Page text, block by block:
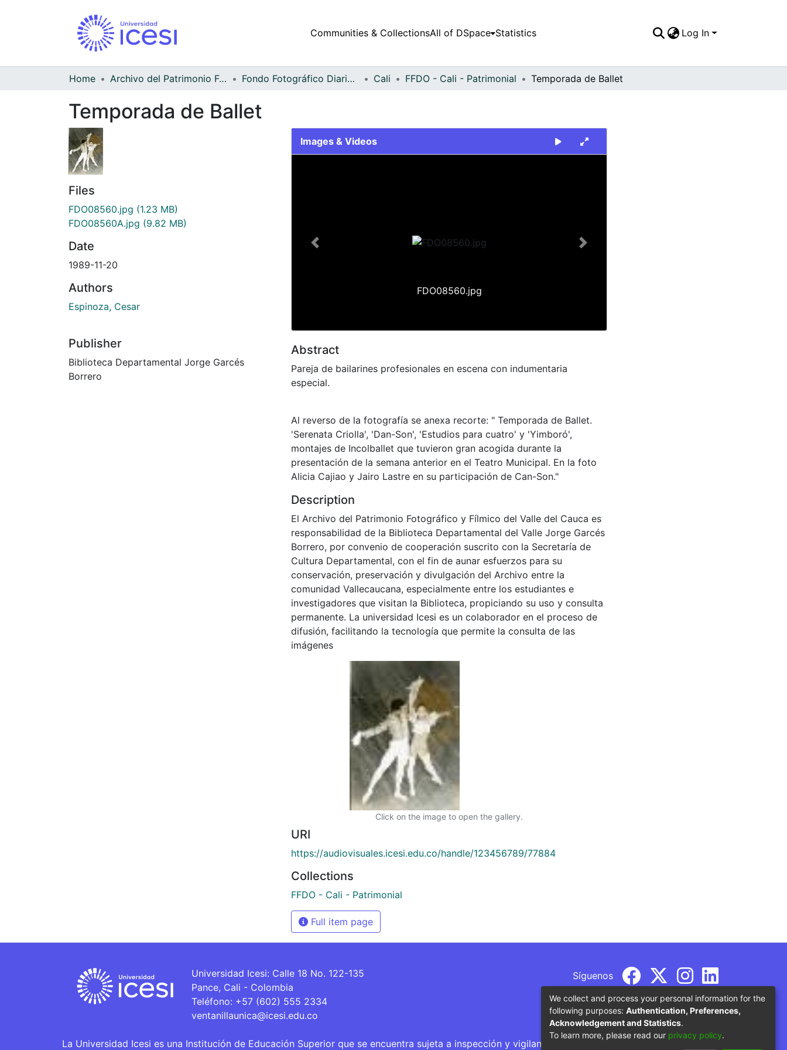
Communities & CollectionsAll of DSpace Statistics Log In
Home Archivo del Patrimonio Fotográfico y Fílmico del Valle del Cauca Fondo Fotográfico Diario Occidente Cali FFDO - Cali - Patrimonial Temporada de Ballet
Temporada de Ballet
Files
FDO08560.jpg (1.23 MB)
FDO08560A.jpg (9.82 MB)
Date
1989-11-20
Authors
Espinoza, Cesar
Publisher
Biblioteca Departamental Jorge Garcés
Borrero
Images & Videos
FDO08560.jpg
Previous Next
Abstract
Pareja de bailarines profesionales en escena con indumentaria
especial.
Al reverso de la fotografía se anexa recorte: " Temporada de Ballet.
'Serenata Criolla', 'Dan-Son', 'Estudios para cuatro' y 'Yimboró',
montajes de Incolballet que tuvieron gran acogida durante la
presentación de la semana anterior en el Teatro Municipal. En la foto
Alicia Cajiao y Jairo Lastre en su participación de Can-Son."
Description
El Archivo del Patrimonio Fotográfico y Fílmico del Valle del Cauca es
responsabilidad de la Biblioteca Departamental del Valle Jorge Garcés
Borrero, por convenio de cooperación suscrito con la Secretaría de
Cultura Departamental, con el fin de aunar esfuerzos para su
conservación, preservación y divulgación del Archivo entre la
comunidad Vallecaucana, especialmente entre los estudiantes e
investigadores que visitan la Biblioteca, propiciando su uso y consulta
permanente. La universidad Icesi es un colaborador en el proceso de
difusión, facilitando la tecnología que permite la consulta de las
imágenes
Click on the image to open the gallery.
URI
https://audiovisuales.icesi.edu.co/handle/123456789/77884
Collections
FFDO - Cali - Patrimonial
Full item page
Universidad Icesi: Calle 18 No. 122-135
Pance, Cali - Colombia
Teléfono: +57 (602) 555 2334
ventanillaunica@icesi.edu.co
Síguenos
La Universidad Icesi es una Institución de Educación Superior que se encuentra sujeta a inspección y vigilancia por parte del Ministerio de Educación
We collect and process your personal information for the
following purposes: Authentication, Preferences,
Acknowledgement and Statistics.
To learn more, please read our privacy policy.